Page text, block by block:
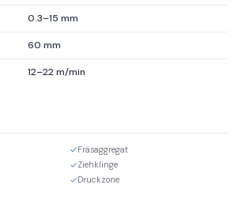
0.3–15 mm
60 mm
12–22 m/min
Fräsaggregat
Ziehklinge
Druckzone